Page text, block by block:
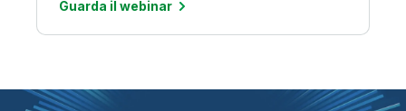
Guarda il webinar